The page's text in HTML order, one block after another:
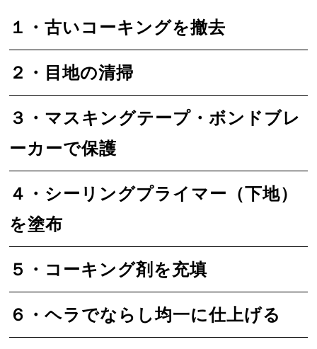
１・古いコーキングを撤去
２・目地の清掃
３・マスキングテープ・ボンドブレ
ーカーで保護
４・シーリングプライマー（下地）
を塗布
５・コーキング剤を充填
６・ヘラでならし均一に仕上げる